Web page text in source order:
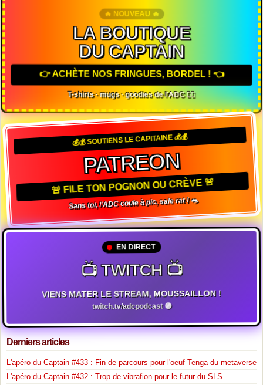
🔥 NOUVEAU 🔥
LA BOUTIQUE
DU CAPTAIN
👉 ACHÈTE NOS FRINGUES, BORDEL ! 👈
T-shirts · mugs · goodies de l'ADC 🏴‍☠️
💰💰 SOUTIENS LE CAPITAINE 💰💰
PATREON
🚨 FILE TON POGNON OU CRÈVE 🚨
Sans toi, l'ADC coule à pic, sale rat ! 🐀
EN DIRECT
📺 TWITCH 📺
VIENS MATER LE STREAM, MOUSSAILLON !
twitch.tv/adcpodcast 🟣
Derniers articles
L'apéro du Captain #433 : Fin de parcours pour l'oeuf Tenga du metaverse
L'apéro du Captain #432 : Trop de vibrafion pour le futur du SLS